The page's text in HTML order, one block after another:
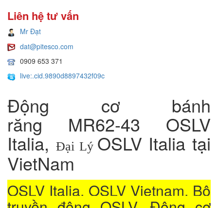
Liên hệ tư vấn
Mr Đạt
dat@pitesco.com
0909 653 371
live:.cid.9890d8897432f09c
Động cơ bánh
răng MR62-43 OSLV
Italia, Đại Lý OSLV Italia tại
VietNam
OSLV Italia, OSLV Vietnam, Bộ